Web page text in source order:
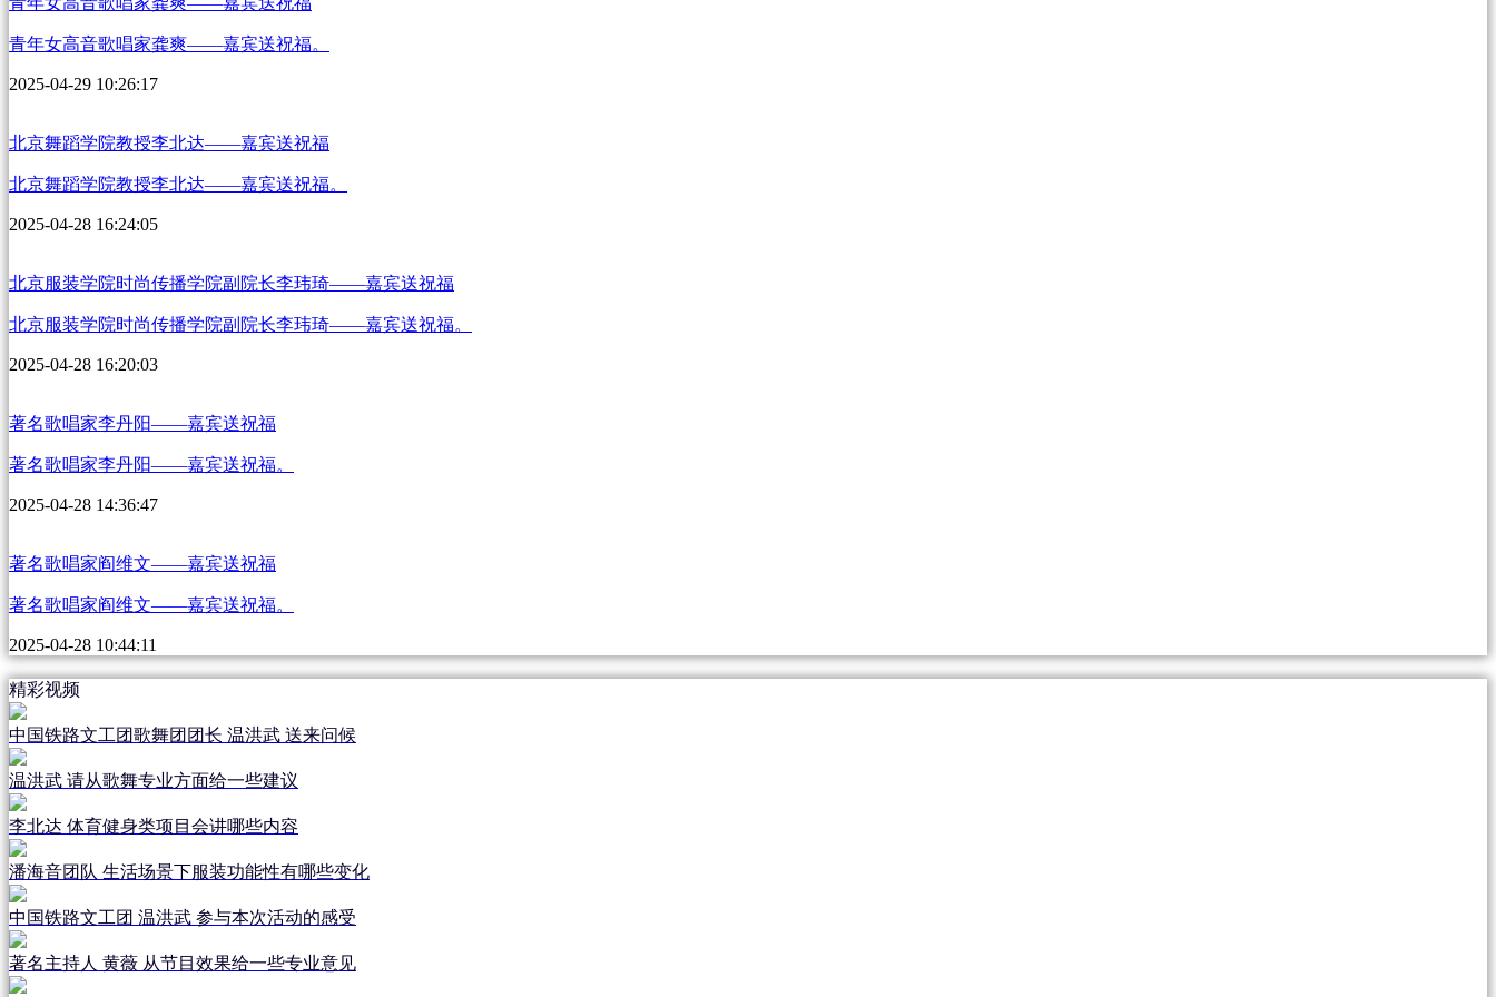
青年女高音歌唱家龚爽——嘉宾送祝福。
2025-04-29 10:26:17
北京舞蹈学院教授李北达——嘉宾送祝福
北京舞蹈学院教授李北达——嘉宾送祝福。
2025-04-28 16:24:05
北京服装学院时尚传播学院副院长李玮琦——嘉宾送祝福
北京服装学院时尚传播学院副院长李玮琦——嘉宾送祝福。
2025-04-28 16:20:03
著名歌唱家李丹阳——嘉宾送祝福
著名歌唱家李丹阳——嘉宾送祝福。
2025-04-28 14:36:47
著名歌唱家阎维文——嘉宾送祝福
著名歌唱家阎维文——嘉宾送祝福。
2025-04-28 10:44:11
精彩视频
中国铁路文工团歌舞团团长 温洪武 送来问候
温洪武 请从歌舞专业方面给一些建议
李北达 体育健身类项目会讲哪些内容
潘海音团队 生活场景下服装功能性有哪些变化
中国铁路文工团 温洪武 参与本次活动的感受
著名主持人 黄薇 从节目效果给一些专业意见